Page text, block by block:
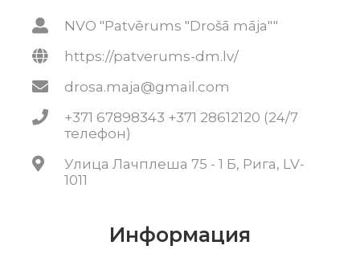
NVO "Patvērums "Drošā māja""
https://patverums-dm.lv/
drosa.maja@gmail.com
+371 67898343 +371 28612120 (24/7
телефон)
Улица Лачплеша 75 - 1 Б, Рига, LV-
1011
Информация